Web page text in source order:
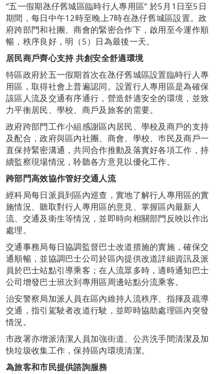
“五一假期氹仔舊城區臨時行人專用區” 於5月1日至5日
期間，每日中午12時至晚上7時在氹仔舊城區設置。政
府跨部門和社團、商會的緊密合作下，啟用至今運作順
暢，秩序良好，明（5）日為最後一天。
居民商戶齊心支持共創安全舒適環境
特區政府於五一假期首次在氹仔舊城區設置臨時行人專
用區，取得社會上普遍認同。設置行人專用區是為確保
該區人流及交通有序通行，營造舒適安全的環境，並致
力平衡居民、學校、商戶及旅客的需要。
政府跨部門工作小組感謝區內居民、學校及商戶的支持
及配合，政府與區內社團、商會、學校、巿民及商戶一
直保持緊密溝通，共同合作推動及落實好各項工作，持
續監察現場情況，聆聽各方意見以優化工作。
跨部門高效協作管好交通人流
經科局每日派員到區內巡查，實地了解行人專用區的實
施情況、聽取對行人專用區的意見、掌握區內最新人
流、交通及衛生等情況，並即時向相關部門反映以作出
處理。
交通事務局每日協調監督巴士改道措施的實施，確保交
通順暢，並協調巴士公司於區內提供改道詳細資訊及派
員於巴士站點引導乘客；在人流眾多時，適時通知巴士
公司增發巴士班次到專用區周邊站點分流乘客。
治安警察局加派人員在區內維持人流秩序、指揮及疏導
交通，指引駕駛者改道行駛，並即時協助處理區內突發
情況。
市政署亦增派清潔人員加強街道、公共洗手間清潔及加
快垃圾收集工作，保持區內環境清潔。
為旅客和市民提供諮詢服務